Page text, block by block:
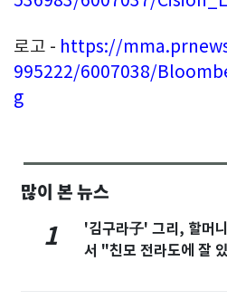
로고 - https://
995222/6007038/
g
많이 본 뉴스
1
'김구라子' 그리, 할머
서 "친모 전라도에 잘